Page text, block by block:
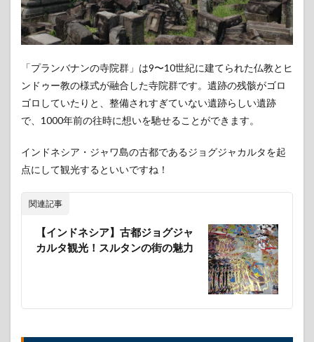
カン
ボジ
アの
世界
アン
コー
ルの
2.2
ア・
ビヒ
院
3
「プランバナンの寺院群」は9〜10世紀に建てられた仏教とヒ
ンドゥー教の様式が融合した寺院群です。遺跡の残骸がゴロ
ゴロしていたりと、整備されすぎていない遺跡らしい遺跡
で、1000年前の往時に想いを馳せることができます。
インドネシア・ジャワ島の古都であるジョグジャカルタを起
点にして観光するといいですね！
関連記事
【インドネシア】古都ジョグジャ
カルタ観光！スルタンの街の魅力